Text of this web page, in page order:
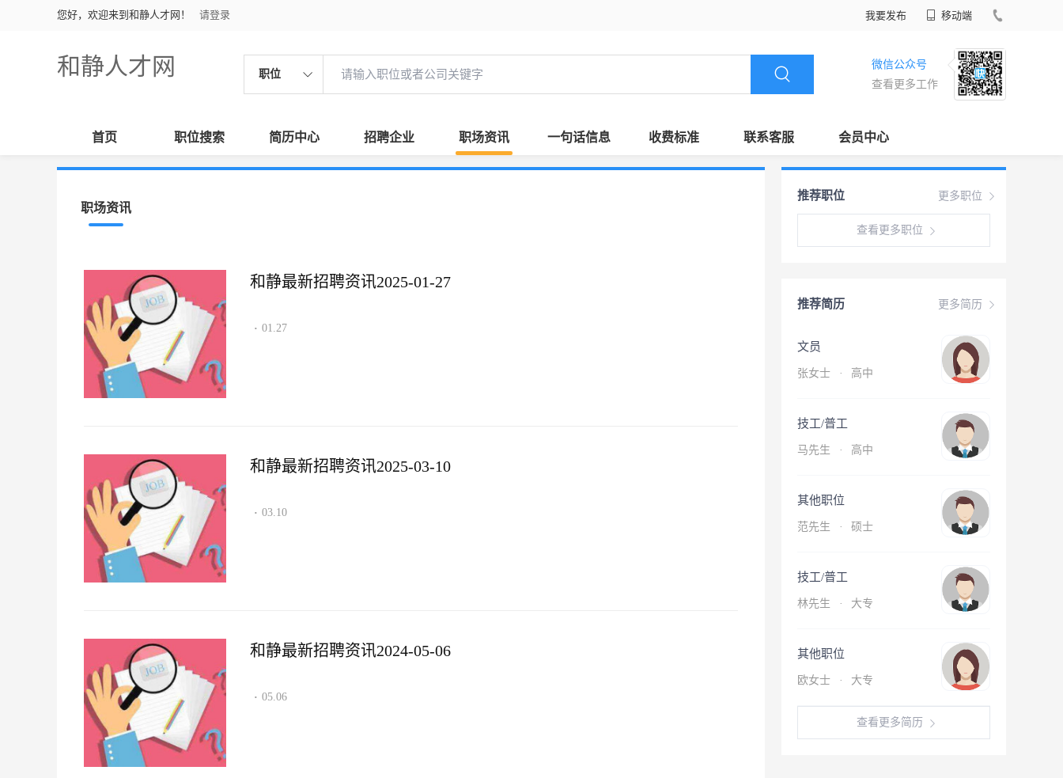
您好，欢迎来到和静人才网！ 请登录 我要发布 移动端
和静人才网 职位
微信公众号
查看更多工作
首页 职位搜索 简历中心 招聘企业 职场资讯 一句话信息 收费标准 联系客服 会员中心
职场资讯
和静最新招聘资讯2025-01-27
· 01.27
和静最新招聘资讯2025-03-10
· 03.10
和静最新招聘资讯2024-05-06
· 05.06
更多职位
推荐职位
查看更多职位
更多简历
推荐简历
文员
张女士 · 高中
技工/普工
马先生 · 高中
其他职位
范先生 · 硕士
技工/普工
林先生 · 大专
其他职位
欧女士 · 大专
查看更多简历